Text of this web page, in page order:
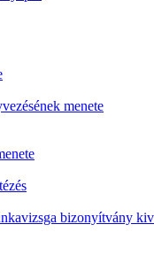
menete
bizonyítvány